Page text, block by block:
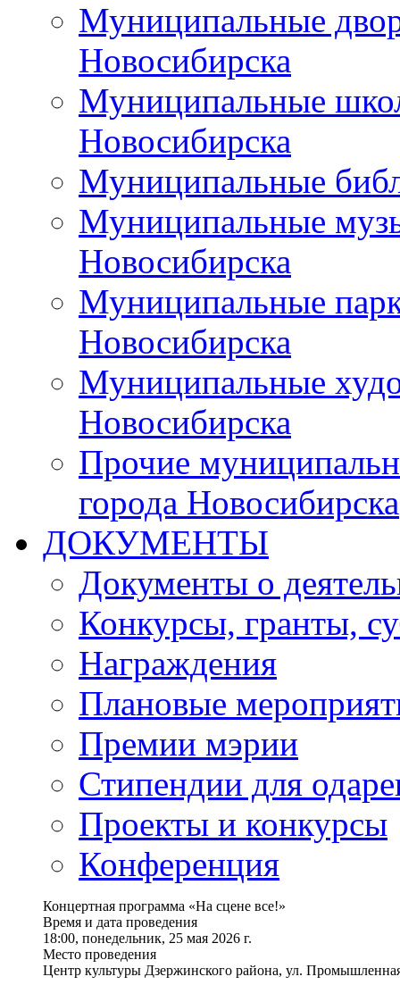
Муниципальные
Новосибирска
Муниципальные
Новосибирска
Муниципальные
Муниципальные
Новосибирска
Муниципальные
Новосибирска
Муниципальные
Новосибирска
Прочие
города Новосибирска
ДОКУМЕНТЫ
Документы о
Конкурсы, гранты,
Награждения
Плановые
Премии мэрии
Стипендии для
Проекты и конкурсы
Конференция
Концертная программа «На сцене все!»
Время и дата проведения
18:00, понедельник, 25 мая 2026 г.
Место проведения
Центр культуры Дзержинского района, ул.